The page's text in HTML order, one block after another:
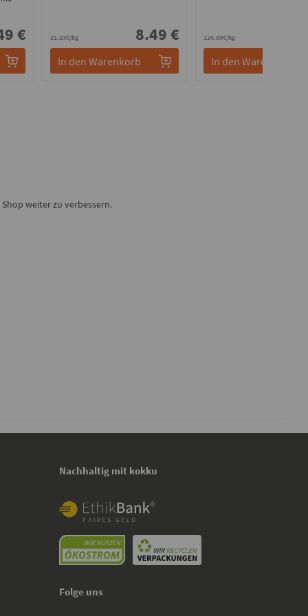
€ 21.23€/kg 8.49 €
In den Warenkorb
124.69€/kg
In den Warenkorb
weiter zu verbessern.
Nachhaltig mit kokku
Folge uns